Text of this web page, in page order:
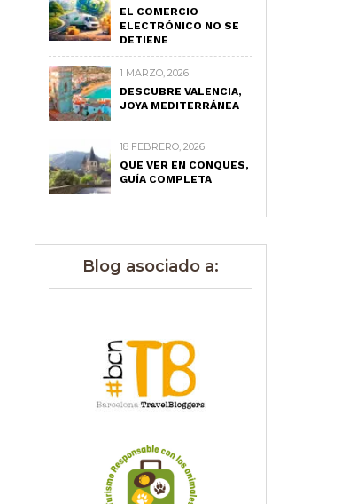
EL COMERCIO
ELECTRÓNICO NO SE
DETIENE
1 MARZO, 2026
DESCUBRE VALENCIA,
JOYA MEDITERRÁNEA
18 FEBRERO, 2026
QUE VER EN CONQUES,
GUÍA COMPLETA
Blog asociado a: